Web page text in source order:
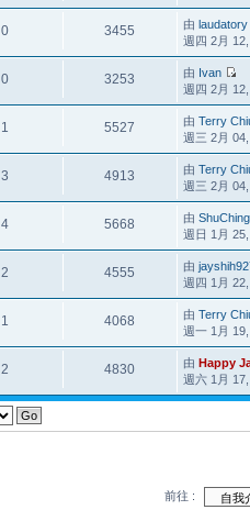
0 3455 由laudatory
週四 2月
0 3253 由 Ivan
週四 2月
1 5527 由Terry
週三 2月
3 4913 由Terry
週三 2月
4 5668 由ShuChing
週日 1月
2 4555 由
週四 1月
1 4068 由Terry
週一 1月
2 4830 由Happy
週六 1月
前往 :